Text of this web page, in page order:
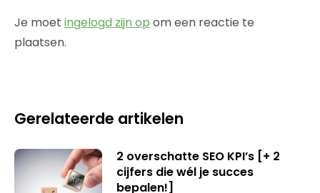
Je moet ingelogd zijn op om een reactie te
plaatsen.
Gerelateerde artikelen
2 overschatte SEO KPI’s [+ 2
cijfers die wél je succes
bepalen!]